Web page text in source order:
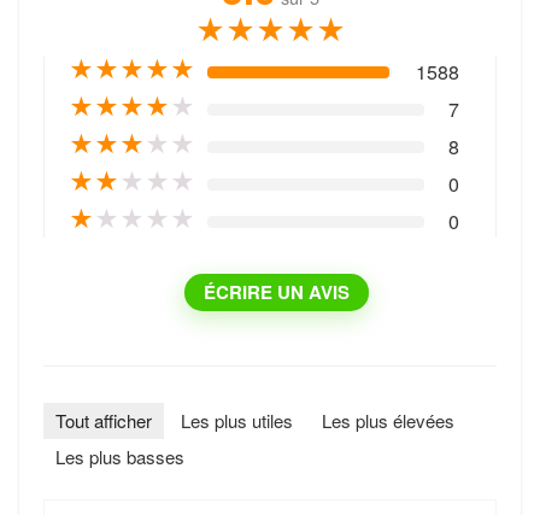
★★★★★
★★★★★ 1588
★★★★★ 7
★★★★ ★ 8
★★★ ★ ★ 0
★★ ★ ★ ★ 0
ÉCRIRE UN AVIS
Tout afficher Les plus utiles
Les plus élevées
Les plus basses